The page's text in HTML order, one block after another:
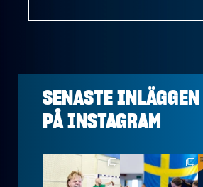
SENASTE INLÄGGEN
PÅINSTAGRAM
handbollslandslaget
Aug 7
handbollslandslaget
Aug 7